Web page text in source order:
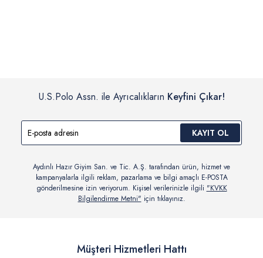
U.S.Polo Assn. ile Ayrıcalıkların Keyfini Çıkar!
KAYIT OL
Aydınlı Hazır Giyim San. ve Tic. A.Ş. tarafından ürün, hizmet ve
kampanyalarla ilgili reklam, pazarlama ve bilgi amaçlı E-POSTA
gönderilmesine izin veriyorum. Kişisel verilerinizle ilgili "KVKK
Bilgilendirme Metni" için tıklayınız.
Müşteri Hizmetleri Hattı